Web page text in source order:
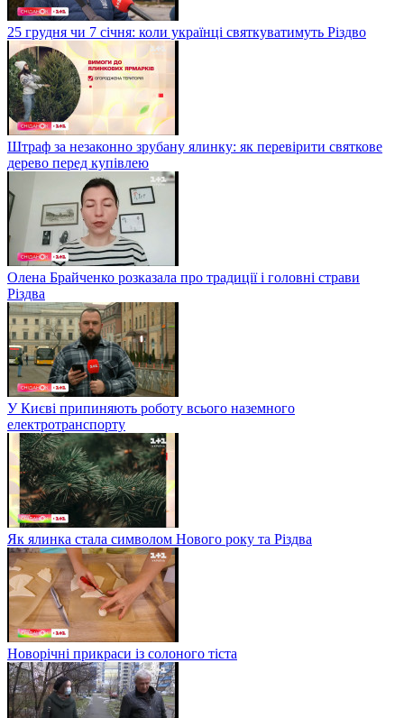
25 грудня чи 7 січня: коли українці святкуватимуть Різдво
Штраф за незаконно зрубану ялинку: як перевірити святкове
дерево перед купівлею
Олена Брайченко розказала про традиції і головні страви
Різдва
У Києві припиняють роботу всього наземного
електротранспорту
Як ялинка стала символом Нового року та Різдва
Новорічні прикраси із солоного тіста